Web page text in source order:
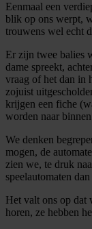
Eenmaal een
blik op ons werpt,
trouwens wel echt
Er zijn twee balies
dame spreekt,
vraag of het dan in
zojuist
krijgen een fiche
worden naar
We denken
mogen, de
zien we, te druk
speelautomaten
Het valt ons op dat
horen, ze hebben